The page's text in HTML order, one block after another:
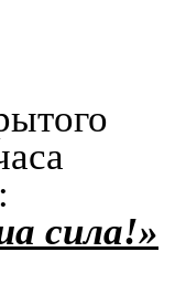
сила!»